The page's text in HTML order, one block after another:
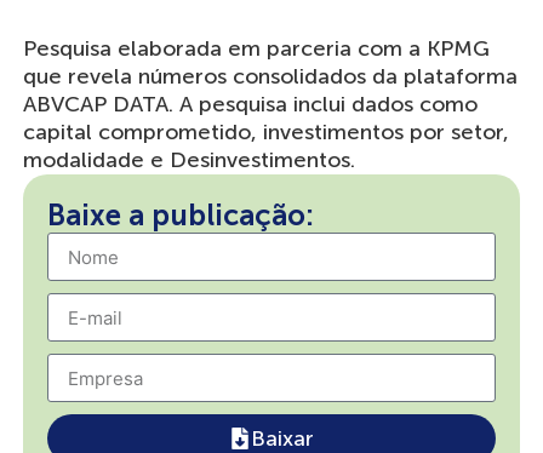
Pesquisa elaborada em parceria com a KPMG
que revela números consolidados da plataforma
ABVCAP DATA. A pesquisa inclui dados como
capital comprometido, investimentos por setor,
modalidade e Desinvestimentos.
Baixe a publicação:
Baixar